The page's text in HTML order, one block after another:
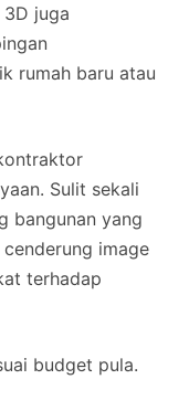
3D juga
rumah baru atau
Sulit sekali
bangunan yang
image
terhadap
budget pula.